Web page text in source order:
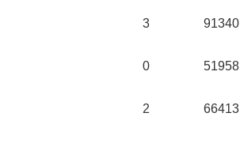
3 91340
0 51958
2 66413